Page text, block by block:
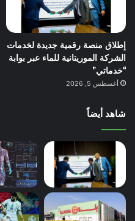
إطلاق منصة رقمية جديدة لخدمات
الشركة الموريتانية للماء عبر بوابة
“خدماتي”
أغسطس 5, 2026
شاهد أيضاً